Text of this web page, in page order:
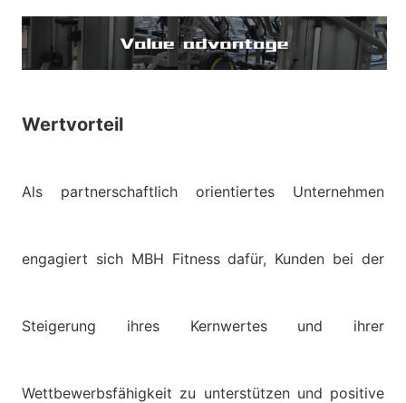
Wertvorteil
Als partnerschaftlich orientiertes Unternehmen
engagiert sich MBH Fitness dafür, Kunden bei der
Steigerung ihres Kernwertes und ihrer
Wettbewerbsfähigkeit zu unterstützen und positive